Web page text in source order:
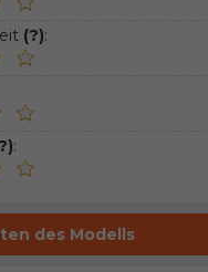
(?):
:
des Modells